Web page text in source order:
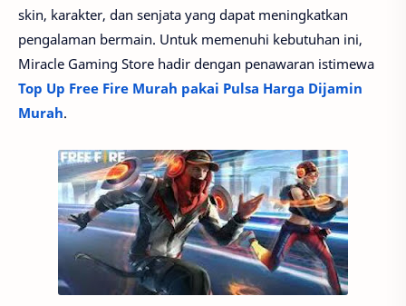
skin, karakter, dan senjata yang dapat meningkatkan
pengalaman bermain. Untuk memenuhi kebutuhan ini,
Miracle Gaming Store hadir dengan penawaran istimewa
Top Up Free Fire Murah pakai Pulsa Harga Dijamin
Murah.